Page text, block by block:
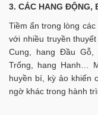
3. CÁC HANG ĐỘNG,
Tiềm ẩn trong lòng
với nhiều truyền
Cung, hang Đầu
Trống, hang Hanh…
huyền bí, kỳ ảo khiến
ngờ khác trong hành